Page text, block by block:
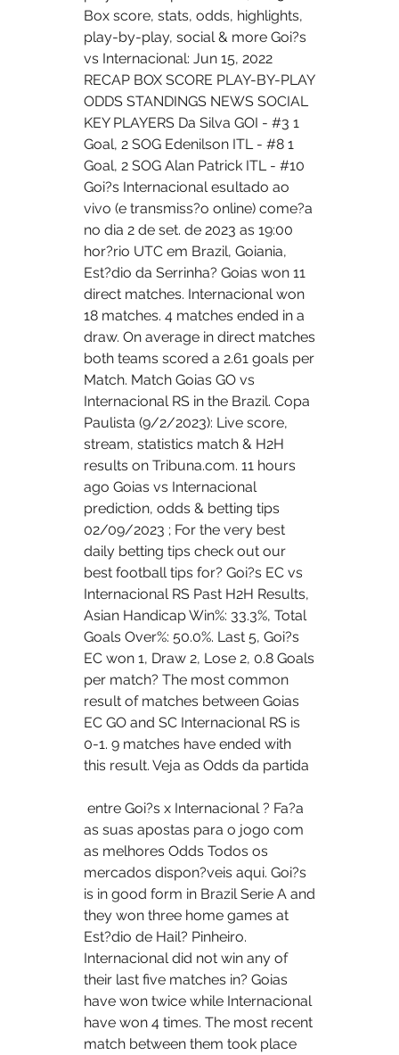
Box score, stats, odds, highlights,
play-by-play, social & more Goi?s
vs Internacional: Jun 15, 2022
RECAP BOX SCORE PLAY-BY-PLAY
ODDS STANDINGS NEWS SOCIAL
KEY PLAYERS Da Silva GOI - #3 1
Goal, 2 SOG Edenilson ITL - #8 1
Goal, 2 SOG Alan Patrick ITL - #10
Goi?s Internacional esultado ao
vivo (e transmiss?o online) come?a
no dia 2 de set. de 2023 as 19:00
hor?rio UTC em Brazil, Goiania,
Est?dio da Serrinha? Goias won 11
direct matches. Internacional won
18 matches. 4 matches ended in a
draw. On average in direct matches
both teams scored a 2.61 goals per
Match. Match Goias GO vs
Internacional RS in the Brazil. Copa
Paulista (9/2/2023): Live score,
stream, statistics match & H2H
results on Tribuna.com. 11 hours
ago Goias vs Internacional
prediction, odds & betting tips
02/09/2023 ; For the very best
daily betting tips check out our
best football tips for? Goi?s EC vs
Internacional RS Past H2H Results,
Asian Handicap Win%: 33.3%, Total
Goals Over%: 50.0%. Last 5, Goi?s
EC won 1, Draw 2, Lose 2, 0.8 Goals
per match? The most common
result of matches between Goias
EC GO and SC Internacional RS is
0-1. 9 matches have ended with
this result. Veja as Odds da partida
as suas apostas para o jogo com
as melhores Odds Todos os
mercados dispon?veis aqui. Goi?s
is in good form in Brazil Serie A and
they won three home games at
Est?dio de Hail? Pinheiro.
Internacional did not win any of
their last five matches in? Goias
have won twice while Internacional
have won 4 times. The most recent
match between them took place